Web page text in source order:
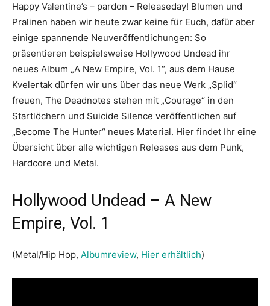
Happy Valentine’s – pardon – Releaseday! Blumen und
Pralinen haben wir heute zwar keine für Euch, dafür aber
einige spannende Neuveröffentlichungen: So
präsentieren beispielsweise Hollywood Undead ihr
neues Album „A New Empire, Vol. 1“, aus dem Hause
Kvelertak dürfen wir uns über das neue Werk „Splid“
freuen, The Deadnotes stehen mit „Courage“ in den
Startlöchern und Suicide Silence veröffentlichen auf
„Become The Hunter“ neues Material. Hier findet Ihr eine
Übersicht über alle wichtigen Releases aus dem Punk,
Hardcore und Metal.
Hollywood Undead – A New
Empire, Vol. 1
(Metal/Hip Hop, Albumreview, Hier erhältlich)